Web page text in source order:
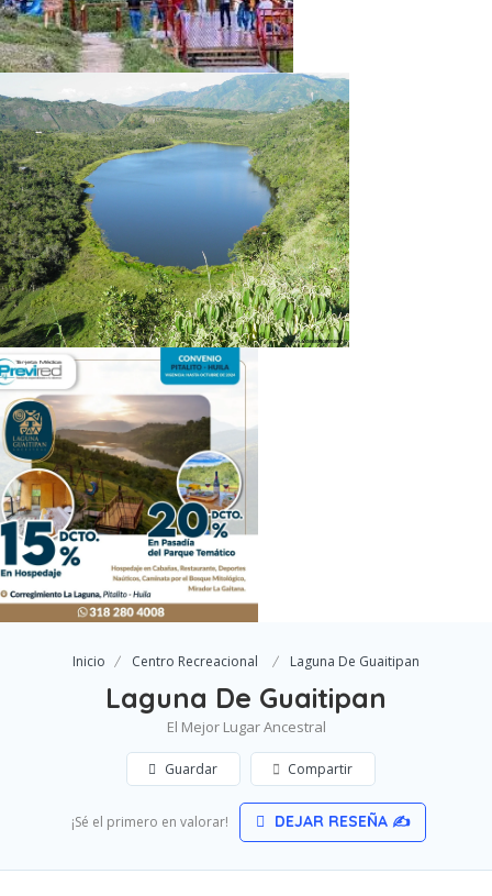
Inicio Centro Recreacional Laguna De Guaitipan
Laguna De Guaitipan
El Mejor Lugar Ancestral
Guardar Compartir
¡Sé el primero en valorar! DEJAR RESEÑA ✍